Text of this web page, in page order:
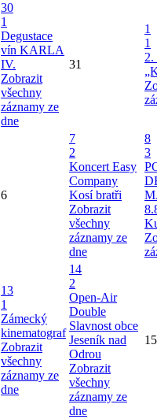
30
1
Degustace
vín KARLA
IV.
Zobrazit
všechny
záznamy ze
dne
31
1
1
2.
6
7
2
Koncert Easy
Company
Kosí bratři
Zobrazit
všechny
záznamy ze
dne
8
3
13
1
Zámecký
kinematograf
Zobrazit
všechny
záznamy ze
dne
14
2
Open-Air
Double
Slavnost obce
Jeseník nad
Odrou
Zobrazit
všechny
záznamy ze
dne
15